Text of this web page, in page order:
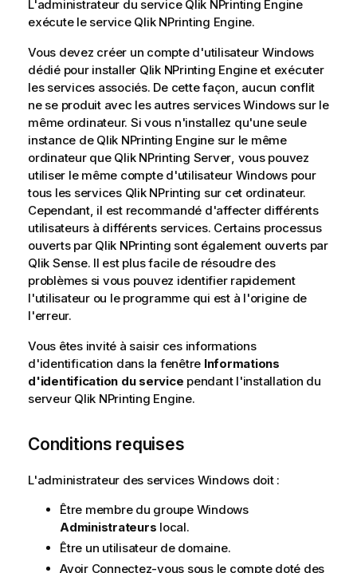
L'administrateur du service Qlik NPrinting Engine
exécute le service Qlik NPrinting Engine.
Vous devez créer un compte d'utilisateur Windows
dédié pour installer Qlik NPrinting Engineet exécuter
les services associés. De cette façon, aucun conflit
ne se produit avec les autres servicesWindowssur le
même ordinateur. Si vous n'installez qu'une seule
instance de Qlik NPrinting Enginesur le même
ordinateur que Qlik NPrinting Server, vous pouvez
utiliser le même compte d'utilisateur Windowspour
tous les services Qlik NPrinting sur cet ordinateur.
Cependant, il est recommandé d'affecter différents
utilisateurs à différents services. Certains processus
ouverts par Qlik NPrinting sont également ouverts par
Qlik Sense. Il est plus facile de résoudre des
problèmes si vous pouvez identifier rapidement
l'utilisateur ou le programme qui est à l'origine de
l'erreur.
Vous êtes invité à saisir ces informations
d'identification dans la fenêtre Informations
d'identification du service pendant l'installation du
serveur Qlik NPrinting Engine.
Conditions requises
L'administrateur des services Windowsdoit :
Être membre du groupe Windows
Administrateurs local.
Être un utilisateur de domaine.
Avoir Connectez-vous sous le compte doté des